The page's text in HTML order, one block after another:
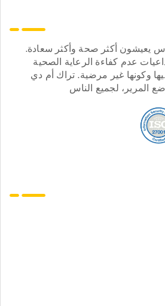
يعيشون أكثر صحة وأكثر سعادة.
عدم كفاءة الرعاية الصحية
وكونها غير مرضية. تراك أم دي
المرير، لجميع الناس